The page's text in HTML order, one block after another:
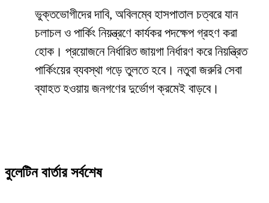
ভুক্তভোগীদের দাবি, অবিলম্বে হাসপাতাল চত্বরে যান
চলাচল ও পার্কিং নিয়ন্ত্রণে কার্যকর পদক্ষেপ গ্রহণ করা
হোক। প্রয়োজনে নির্ধারিত জায়গা নির্ধারণ করে নিয়ন্ত্রিত
পার্কিংয়ের ব্যবস্থা গড়ে তুলতে হবে। নতুবা জরুরি সেবা
ব্যাহত হওয়ায় জনগণের দুর্ভোগ ক্রমেই বাড়বে।
বুলেটিন বার্তার সর্বশেষ